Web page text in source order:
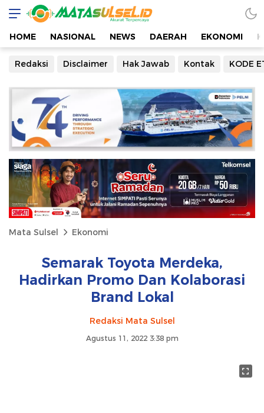
HOME NASIONAL NEWS DAERAH EKONOMI
Redaksi Disclaimer Hak Jawab Kontak KODE
Mata Sulsel Ekonomi
Semarak Toyota Merdeka,
Hadirkan Promo Dan Kolaborasi
Brand Lokal
Redaksi Mata Sulsel
Agustus 11, 2022 3:38 pm